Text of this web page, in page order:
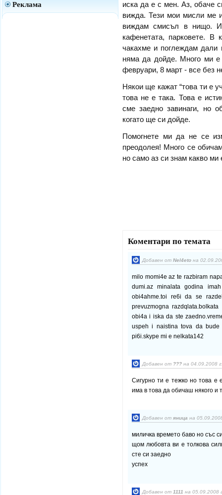
иска да е с мен. Аз, обаче
вижда. Тези мои мисли ме
виждам смисъл в нищо.
кафенетата, парковете. В
чакахме и поглеждам дали
няма да дойде. Много ми
февруари, 8 март - все без
Някои ще кажат “това ти е
това не е така. Това е
сме заедно завинаги, но
когато ще си дойде.
Помогнете ми да не се
преодолея! Много се
но само аз си знам какво ми
Коментари по темата
Добавен от Nel4etoна
milo momi4e az te razbiram
dumi.az minalata godina
obi4ahme.toi re6i da se
prevuzmogna
obi4a i iska da ste
uspeh i naistina tova da bude
pi6i.skype mi e nelkata142
Добавен от ???на 04.09.2008
Сигурно ти е тежко но това е
има в това да обичаш някого и
Добавен от яница на
миличка времето баво но със
щом любовта ви е толкова
сте си заедно
успех
Добавен от 1111 на
Реклама